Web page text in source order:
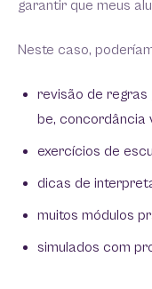
garantir que meus
Neste caso,
revisão de
be, concordância
exercícios de
dicas de
muitos módulos
simulados com